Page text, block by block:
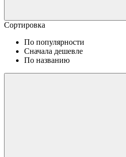
Сортировка
По популярности
Сначала дешевле
По названию